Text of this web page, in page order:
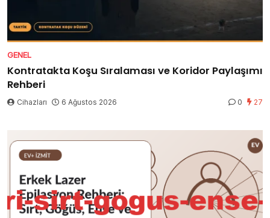
GENEL
Kontratakta Koşu Sıralaması ve Koridor Paylaşımı
Rehberi
Cihazları 6 Ağustos 2026 0 27